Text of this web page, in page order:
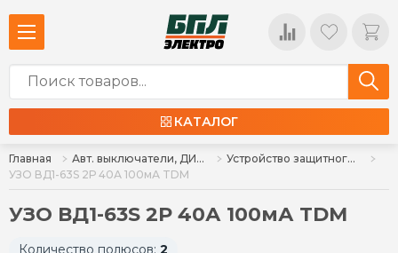
КАТАЛОГ
Главная Авт. выключатели, ДИФ, УЗО, ВН
Устройство защитного отключения УЗО
УЗО ВД1-63S 2Р 40А 100мА TDM
УЗО ВД1-63S 2Р 40А 100мА TDM
Количество полюсов: 2